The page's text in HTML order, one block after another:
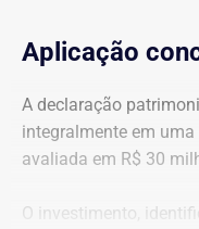
Aplicação
A declaração
integralmente em
avaliada em R$ 30
O investimento,